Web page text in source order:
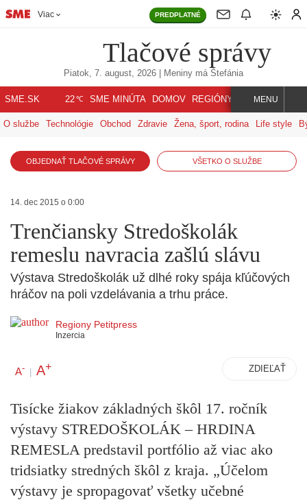
Viac PREDPLATNÉ
Tlačové správy
Piatok, 7. august, 2026 | Meniny má Štefánia
SME.SK 22℃ SME MINÚTA DOMOV REGIÓNY INDEX SVET
MENU
O službe Technológie Obchod Zdravie Žena, šport, rodina Life style
OBJEDNAŤ TLAČOVÉ SPRÁVY VŠETKO O SLUŽBE
14. dec 2015 o 0:00
Trenčiansky Stredoškolák
remeslu navracia zašlú slávu
Výstava Stredoškolák už dlhé roky spája kľúčových
hráčov na poli vzdelávania a trhu práce.
Regiony Petitpress
Inzercia
A- | A+ ZDIEĽAŤ
Tisícke žiakov základných škôl 17. ročník
výstavy STREDOŠKOLÁK – HRDINA
REMESLA predstavil portfólio až viac ako
tridsiatky stredných škôl z kraja. „Účelom
výstavy je spropagovať všetky učebné